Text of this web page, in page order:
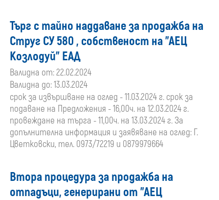
Търг с тайно наддаване за продажба на
Струг СУ 580 , собственост на "АЕЦ
Козлодуй" ЕАД
Валидна от: 22.02.2024
Валидна до: 13.03.2024
срок за извършване на оглед - 11.03.2024 г. срок за
подаване на Предложения - 16,00ч. на 12.03.2024 г.
провеждане на търга - 11,00ч. на 13.03.2024 г. За
допълнителна информация и заявяване на оглед: Г.
Цветковски, тел. 0973/72219 и 0879979664
Втора процедура за продажба на
отпадъци, генерирани от "АЕЦ